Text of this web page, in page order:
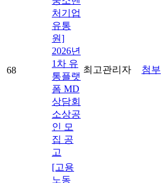
68
처기업
유통
원]
2026년
1차 유
통플랫
폼 MD
상담회
소상공
인 모
집 공
고
최고관리자 첨부
[고용
노동